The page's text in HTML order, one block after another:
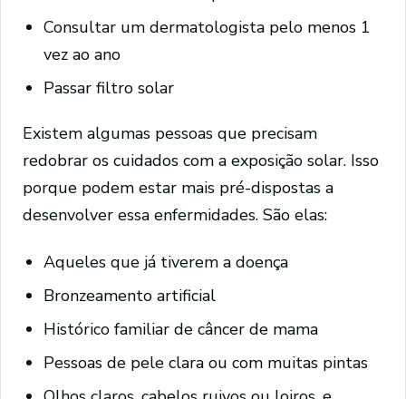
Consultar um dermatologista pelo menos 1
vez ao ano
Passar filtro solar
Existem algumas pessoas que precisam
redobrar os cuidados com a exposição solar. Isso
porque podem estar mais pré-dispostas a
desenvolver essa enfermidades. São elas:
Aqueles que já tiverem a doença
Bronzeamento artificial
Histórico familiar de câncer de mama
Pessoas de pele clara ou com muitas pintas